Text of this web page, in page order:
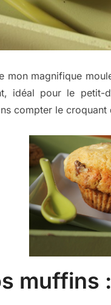
mon magnifique
idéal pour le petit-
compter le
muffins :